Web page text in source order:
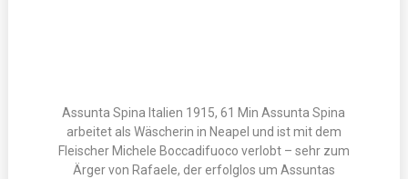
Assunta Spina Italien 1915, 61 Min Assunta Spina
arbeitet als Wäscherin in Neapel und ist mit dem
Fleischer Michele Boccadifuoco verlobt – sehr zum
Ärger von Rafaele, der erfolglos um Assuntas